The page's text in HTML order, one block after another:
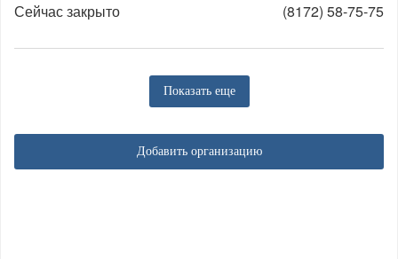
Сейчас закрыто (8172) 58-75-75
Показать еще
Добавить организацию